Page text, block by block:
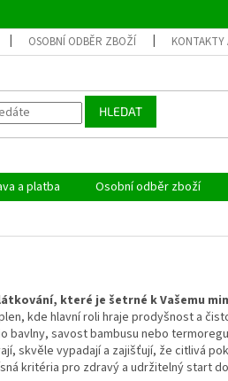
OSOBNÍ ODBĚR ZBOŽÍ KONTAKTY
HLEDAT
a platba Osobní odběr zboží
které je šetrné k Vašemu
kde hlavní roli hraje prodyšnost a
savost bambusu nebo
skvěle vypadají a zajišťují, že citlivá
kritéria pro zdravý a udržitelný start